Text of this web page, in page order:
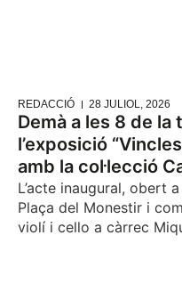
REDACCIÓ 28 JULIOL, 2026
Demà a les 8 de la
l’exposició
amb la col·lecció
L’acte inaugural, obert
Plaça del Monestir i
violí i cello a càrrec